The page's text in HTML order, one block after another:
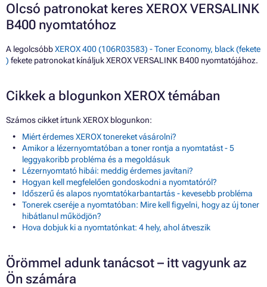
Olcsó patronokat keres XEROX VERSALINK
B400 nyomtatóhoz
A legolcsóbbXEROX 400 (106R03583) - Toner Economy, black (fekete
) fekete patronokat kínáljuk XEROX VERSALINK B400 nyomtatójához.
Cikkek a blogunkon XEROX témában
Számos cikket írtunk XEROX blogunkon:
Miért érdemes XEROX tonereket vásárolni?
Amikor a lézernyomtatóban a toner rontja a nyomtatást - 5
leggyakoribb probléma és a megoldásuk
Lézernyomtató hibái: meddig érdemes javítani?
Hogyan kell megfelelően gondoskodni a nyomtatóról?
Időszerű és alapos nyomtatókarbantartás - kevesebb probléma
Tonerek cseréje a nyomtatóban: Mire kell figyelni, hogy az új toner
hibátlanul működjön?
Hova dobjuk ki a nyomtatónkat: 4 hely, ahol átveszik
Örömmel adunk tanácsot – itt vagyunk az
Ön számára